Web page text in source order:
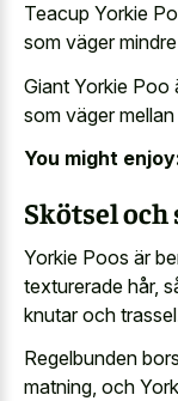
Teacup Yorkie
som väger
Giant Yorkie Poo
som väger
You might
Skötsel och
Yorkie Poos är
texturerade hår,
knutar och
Regelbunden
matning, och